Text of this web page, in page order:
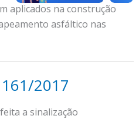
aplicados na construção
asfáltico nas
2017
a sinalização